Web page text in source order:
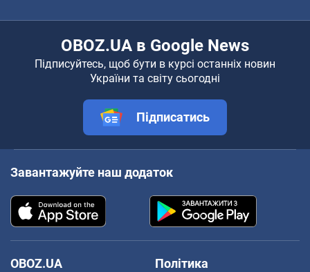
OBOZ.UA в Google News
Підписуйтесь, щоб бути в курсі останніх новин
України та світу сьогодні
Підписатись
Завантажуйте наш додаток
OBOZ.UA
Політика